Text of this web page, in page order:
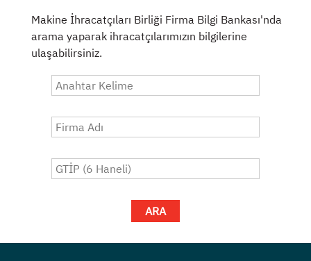
Makine İhracatçıları Birliği Firma Bilgi Bankası'nda
arama yaparak ihracatçılarımızın bilgilerine
ulaşabilirsiniz.
ARA